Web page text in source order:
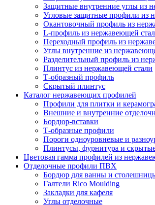
Защитные внутренние углы из
Угловые защитные профили из
Окантовочный профиль из
L-профиль из нержавеющей
Переходный профиль из
Углы внутренние из
Разделительный профиль из
Плинтус из нержавеющей стали
Т-образный профиль
Скрытый плинтус
Каталог нержавеющих профилей
Профили для плитки и
Внешние и внутренние
Бордюр-вставки
Т-образные профили
Пороги одноуровневые и
Плинтусы, фурнитура и
Цветовая гамма профилей из
Отделочные профили ПВХ
Бордюр для ванны и
Галтели Rico Moulding
Закладки для кафеля
Углы отделочные